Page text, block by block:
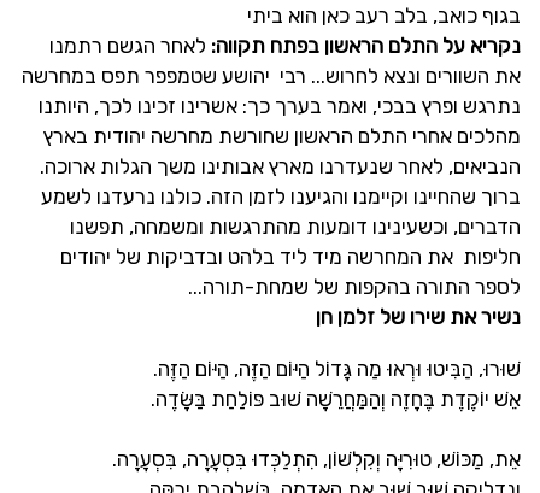
בגוף כואב, בלב רעב כאן הוא ביתי
נקריא על התלם הראשון בפתח תקווה: לאחר הגשם רתמנו
את השוורים ונצא לחרוש... רבי יהושע שטמפפר תפס במחרשה
נתרגש ופרץ בבכי, ואמר בערך כך: אשרינו זכינו לכך, היותנו
מהלכים אחרי התלם הראשון שחורשת מחרשה יהודית בארץ
הנביאים, לאחר שנעדרנו מארץ אבותינו משך הגלות ארוכה.
ברוך שהחיינו וקיימנו והגיענו לזמן הזה. כולנו נרעדנו לשמע
הדברים, וכשעינינו דומעות מהתרגשות ומשמחה, תפשנו
חליפות את המחרשה מיד ליד בלהט ובדביקות של יהודים
לספר התורה בהקפות של שמחת-תורה...
נשיר את שירו של זלמן חן
שׁוּרוּ, הַבִּיטוּ וּרְאוּ מַה גָּדוֹל הַיּוֹם הַזֶּה, הַיּוֹם הַזֶּה.
אֵשׁ יוֹקֶדֶת בֶּחָזֶה וְהַמַּחֲרֵשָׁה שׁוּב פּוֹלַחַת בַּשָּׂדֶה.
אֵת, מַכּוֹשׁ, טוּרִיָּה וְקִלְשׁוֹן, הִתְלַכְּדוּ בִּסְעָרָה, בִּסְעָרָה.